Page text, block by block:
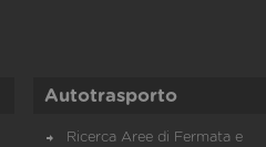
Autotrasporto
Ricerca Aree di Fermata e